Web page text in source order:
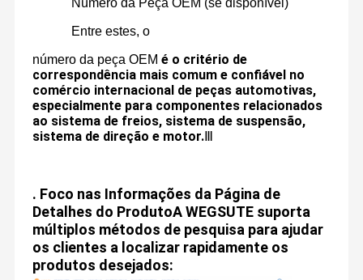
Pedir Um
Orçamento
Peças para suspensão pneumática Mercedes Benz
Choque da suspensão de ar
Peças de suspensão a ar Audi
Entre estes, o
número da peça OEM é o critério de
correspondência mais comum e confiável no
comércio internacional de peças automotivas,
especialmente para componentes relacionados
ao sistema de freios, sistema de suspensão,
sistema de direção e motor.Ⅲ
. Foco nas Informações da Página de
Detalhes do ProdutoA WEGSUTE suporta
múltiplos métodos de pesquisa para ajudar
os clientes a localizar rapidamente os
produtos desejados: